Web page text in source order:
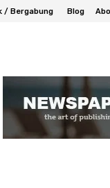
/ Bergabung Blog